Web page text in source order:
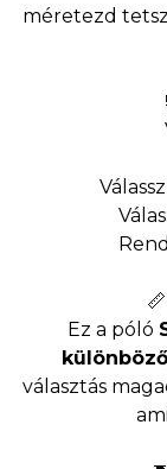
méretezd
Ez a póló
választás